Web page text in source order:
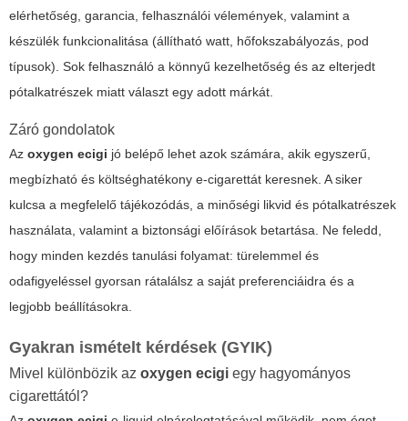
elérhetőség, garancia, felhasználói vélemények, valamint a
készülék funkcionalitása (állítható watt, hőfokszabályozás, pod
típusok). Sok felhasználó a könnyű kezelhetőség és az elterjedt
pótalkatrészek miatt választ egy adott márkát.
Záró gondolatok
Az oxygen ecigi jó belépő lehet azok számára, akik egyszerű,
megbízható és költséghatékony e-cigarettát keresnek. A siker
kulcsa a megfelelő tájékozódás, a minőségi likvid és pótalkatrészek
használata, valamint a biztonsági előírások betartása. Ne feledd,
hogy minden kezdés tanulási folyamat: türelemmel és
odafigyeléssel gyorsan rátalálsz a saját preferenciáidra és a
legjobb beállításokra.
Gyakran ismételt kérdések (GYIK)
Mivel különbözik az oxygen ecigi egy hagyományos
cigarettától?